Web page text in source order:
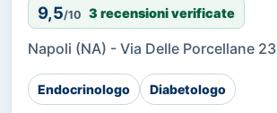
9,5/10 3 recensioni verificate
Napoli (NA) - Via Delle Porcellane 23
Endocrinologo Diabetologo